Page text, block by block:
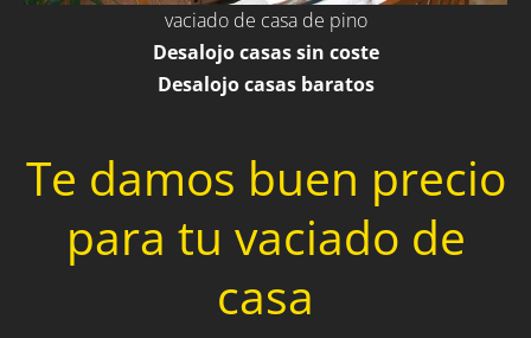
vaciado de casa de pino
Desalojo casas sin coste
Desalojo casas baratos
Te damos buen precio
para tu vaciado de
casa